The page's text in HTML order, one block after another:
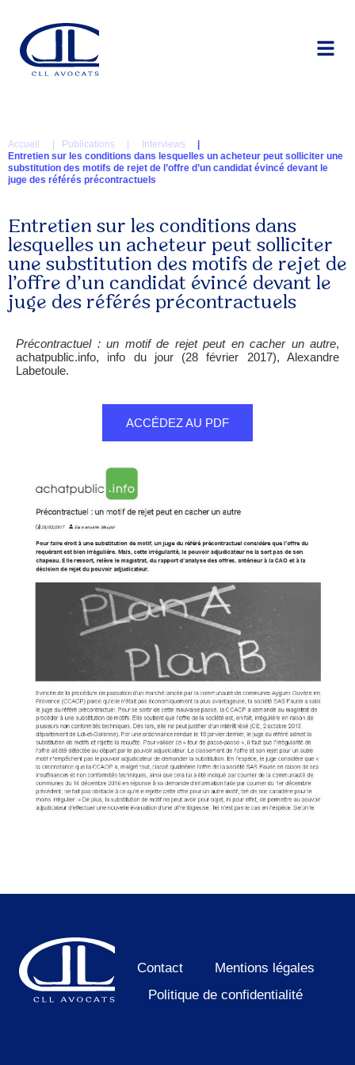
Accueil | Publications | Interviews
Entretien sur les conditions dans lesquelles un acheteur peut solliciter une
substitution des motifs de rejet de l’offre d’un candidat évincé devant le
juge des référés précontractuels
Entretien sur les conditions dans
lesquelles un acheteur peut solliciter
une substitution des motifs de rejet de
l’offre d’un candidat évincé devant le
juge des référés précontractuels
Précontractuel : un motif de rejet peut en cacher un autre,
achatpublic.info, info du jour (28 février 2017), Alexandre
Labetoule.
ACCÉDEZ AU PDF
Contact
Mentions légales
Politique de confidentialité